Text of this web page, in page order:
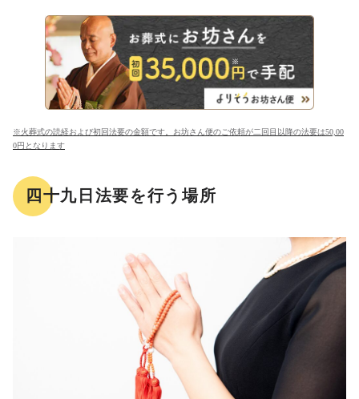
※火葬式の読経および初回法要の金額です。お坊さん便のご依頼が二回目以降の法要は50,00
0円となります
四十九日法要を行う場所